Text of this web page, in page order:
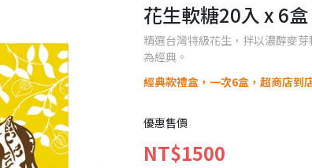
花生軟糖20入 x 6盒
精選台灣特級花生，拌以濃醇麥
為經典。
經典款禮盒，一次6盒，超商店到
優惠售價
NT$1500